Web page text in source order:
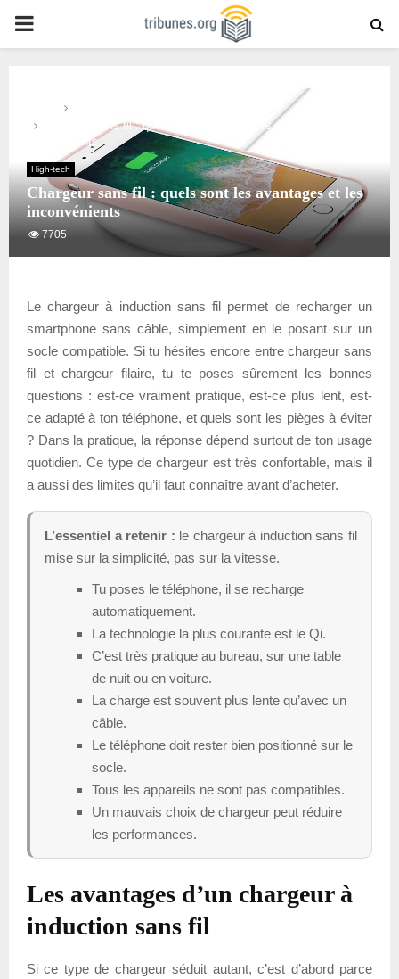
PRIMARY
Chargeur sans fil : quels sont les avantages et les
inconvénients
High-tech
Chargeur sans fil : quels sont les avantages et les
inconvénients
7705
Le chargeur à induction sans fil permet de recharger un
smartphone sans câble, simplement en le posant sur un
socle compatible. Si tu hésites encore entre chargeur sans
fil et chargeur filaire, tu te poses sûrement les bonnes
questions : est-ce vraiment pratique, est-ce plus lent, est-
ce adapté à ton téléphone, et quels sont les pièges à éviter
? Dans la pratique, la réponse dépend surtout de ton usage
quotidien. Ce type de chargeur est très confortable, mais il
a aussi des limites qu’il faut connaître avant d’acheter.
L’essentiel a retenir : le chargeur à induction sans fil
mise sur la simplicité, pas sur la vitesse.
Tu poses le téléphone, il se recharge
automatiquement.
La technologie la plus courante est le Qi.
C’est très pratique au bureau, sur une table
de nuit ou en voiture.
La charge est souvent plus lente qu’avec un
câble.
Le téléphone doit rester bien positionné sur le
socle.
Tous les appareils ne sont pas compatibles.
Un mauvais choix de chargeur peut réduire
les performances.
Les avantages d’un chargeur à
induction sans fil
Si ce type de chargeur séduit autant, c’est d’abord parce